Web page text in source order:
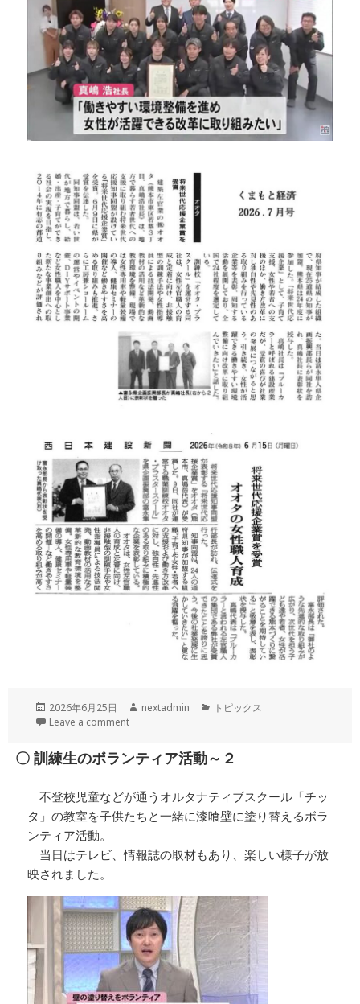
投
稿
2026年6月25日
作
nextadmin
カ
ー
トピックス
Leave a comment
〇 訓練生のボランティア活動～２
不登校児童などが通うオルタナティブスクール「チッ
タ」の教室を子供たちと一緒に漆喰壁に塗り替えるボラ
ンティア活動。
当日はテレビ、情報誌の取材もあり、楽しい様子が放
映されました。